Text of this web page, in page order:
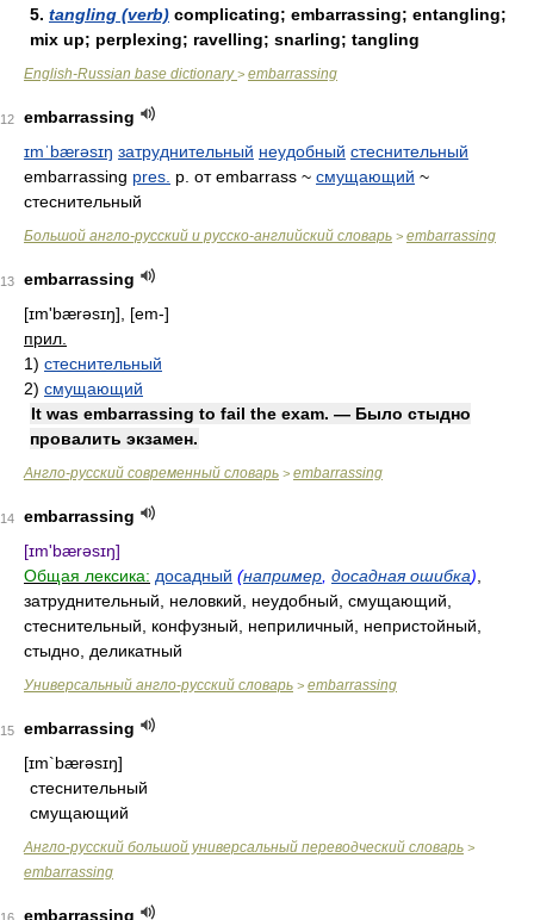
5. tangling (verb) complicating; embarrassing; entangling;
mix up; perplexing; ravelling; snarling; tangling
English-Russian base dictionary> embarrassing
12
embarrassing
ɪmˈbærəsɪŋ затруднительный неудобный стеснительный
embarrassing pres. p. от embarrass ~ смущающий ~
стеснительный
Большой англо-русский и русско-английский словарь > embarrassing
13
embarrassing
[ɪm'bærəsɪŋ], [em-]
прил.
1) стеснительный
2) смущающий
It was embarrassing to fail the exam. — Было стыдно
провалить экзамен.
Англо-русский современный словарь > embarrassing
14
embarrassing
[ɪm'bærəsɪŋ]
Общая лексика: досадный (например досадная ошибка)
затруднительный, неловкий, неудобный, смущающий,
стеснительный, конфузный, неприличный, непристойный,
стыдно, деликатный
Универсальный англо-русский словарь > embarrassing
15
embarrassing
[ɪm`bærəsɪŋ]
стеснительный
смущающий
Англо-русский большой универсальный переводческий словарь >
embarrassing
embarrassing